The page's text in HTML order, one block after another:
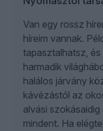
Van egy rossz
híreim vannak.
tapasztalhatsz,
harmadik
halálos járvány
kávézástól az
alvási
mindent. Ha